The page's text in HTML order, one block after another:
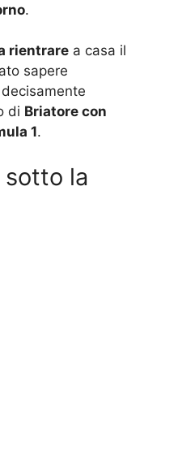
.
rientrare a casa il
sapere
di Briatore con
1.
sotto la